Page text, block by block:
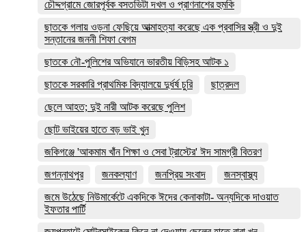
চৌদ্দগ্রামে জোরপূর্বক বসতভিটা দখল ও প্রাণনাশের হুমকি
ছাতকে গলায় ওড়না ফেছিয়ে আত্মাহত্যা করেছে এক প্রবাসির স্ত্রী ও দুই
সন্তানের জননী শিফা বেগম
ছাতকে নৌ-পুলিশের অভিযানে ভারতীয় বিড়িসহ আটক ১
ছাতকে সরকারি প্রাথমিক বিদ্যালয়ে দুর্ধর্ষ চুরি
ছাত্রদল
ছেলে আহত; দুই নারী আটক করেছে পুলিশ
ছোট ভাইয়ের হাতে বড় ভাই খুন
জকিগঞ্জে 'আকমাম খাঁন শিক্ষা ও সেবা ট্রাস্টের' ঈদ সামগ্রী বিতরণ
জগন্নাথপুর
জনকল্যাণ জনপ্রিয় সংবাদ
জনস্বাস্থ্য
জমে উঠেছে নিউমার্কেটে একদিকে ঈদের কেনাকাটা- অন্যদিকে দাওয়াত
ইফতার পার্টি